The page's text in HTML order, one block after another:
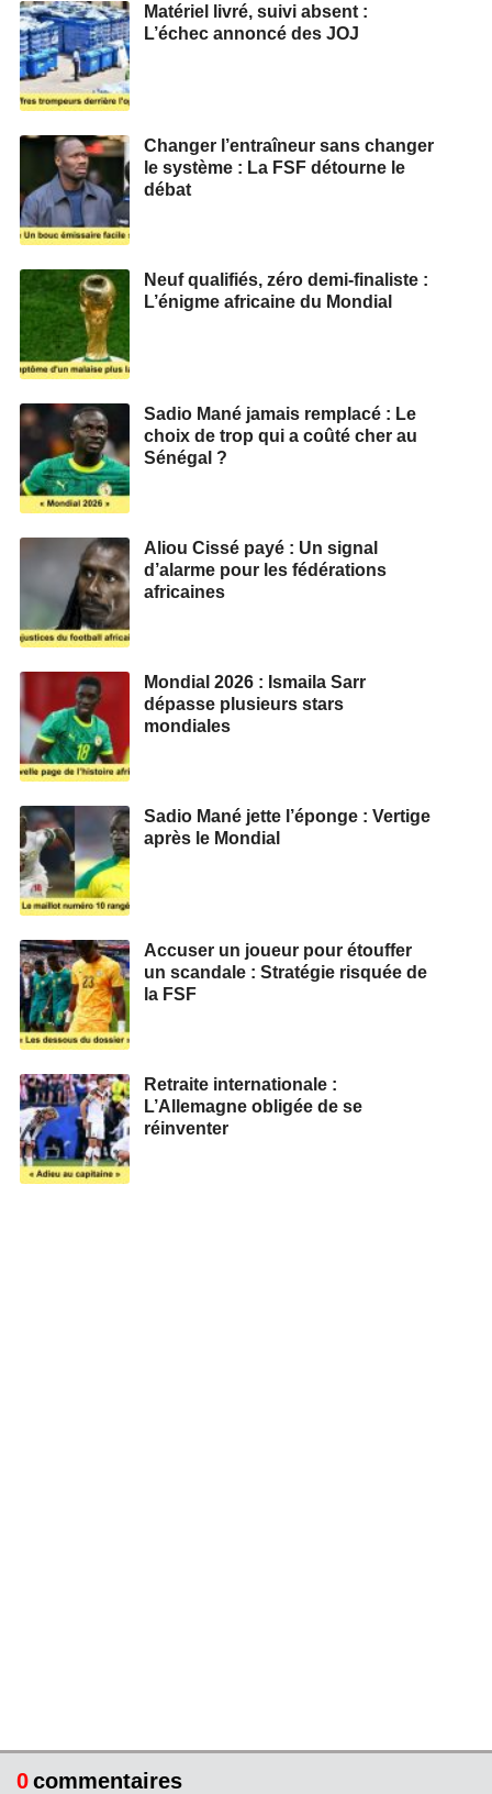
Matériel livré, suivi absent :
L’échec annoncé des JOJ
Changer l’entraîneur sans changer
le système : La FSF détourne le
débat
Neuf qualifiés, zéro demi‑finaliste :
L’énigme africaine du Mondial
Sadio Mané jamais remplacé : Le
choix de trop qui a coûté cher au
Sénégal ?
Aliou Cissé payé : Un signal
d’alarme pour les fédérations
africaines
Mondial 2026 : Ismaila Sarr
dépasse plusieurs stars
mondiales
Sadio Mané jette l’éponge : Vertige
après le Mondial
Accuser un joueur pour étouffer
un scandale : Stratégie risquée de
la FSF
Retraite internationale :
L’Allemagne obligée de se
réinventer
0commentaires